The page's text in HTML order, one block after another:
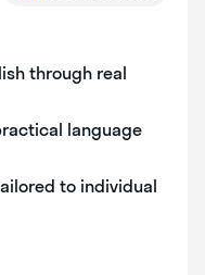
through real
language
to individual